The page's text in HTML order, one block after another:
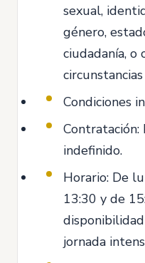
sexual,
género,
ciudadanía,
Condiciones
indefinido.
Horario: De
13:30 y de
jornada